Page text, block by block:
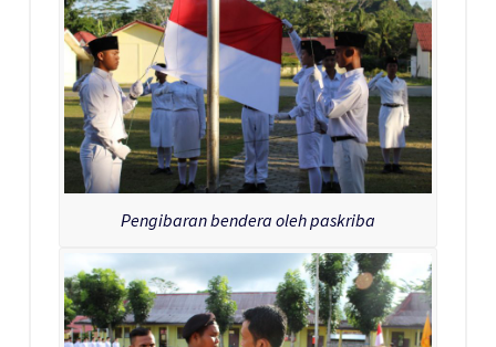
Pengibaran bendera oleh paskriba